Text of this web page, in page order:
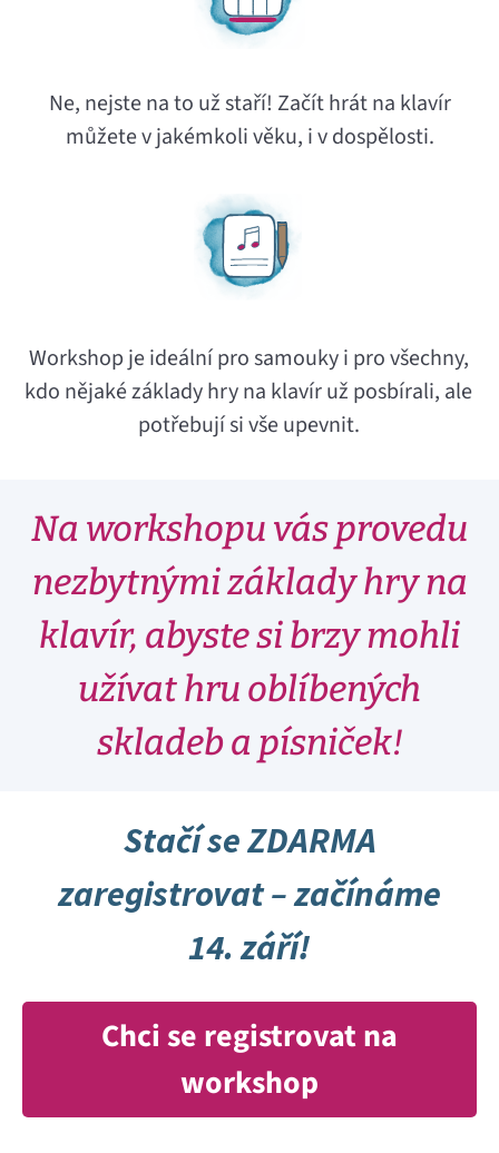
Ne, nejste na to už staří! Začít hrát na klavír
můžete v jakémkoli věku, i v dospělosti.
Workshop je ideální pro samouky i pro všechny,
kdo nějaké základy hry na klavír už posbírali, ale
potřebují si vše upevnit.
Na workshopu vás provedu
nezbytnými základy hry na
klavír, abyste si brzy mohli
užívat hru oblíbených
skladeb a písniček!
Stačí se ZDARMA
zaregistrovat – začínáme
14. září!
Chci se registrovat na
workshop